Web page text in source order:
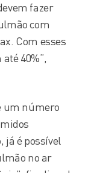
fazer
com
Com esses
40%”,
um número
é possível
no ar